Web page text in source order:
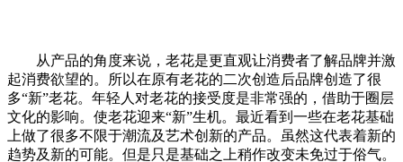
从产品的角度来说，老花是更直观让消费者了解品牌并激
起消费欲望的。所以在原有老花的二次创造后品牌创造了很
多“新”老花。年轻人对老花的接受度是非常强的，借助于圈层
文化的影响。使老花迎来“新”生机。最近看到一些在老花基础
上做了很多不限于潮流及艺术创新的产品。虽然这代表着新的
趋势及新的可能。但是只是基础之上稍作改变未免过于俗气。